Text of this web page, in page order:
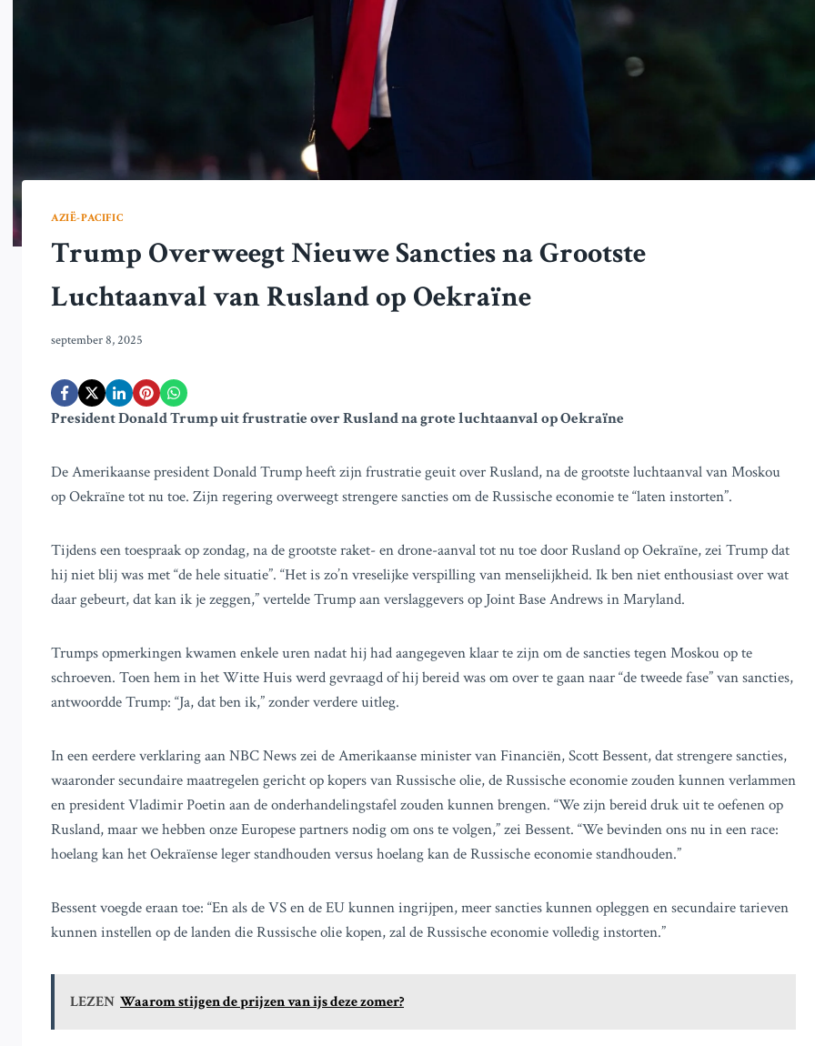
AZIË-PACIFIC
Trump Overweegt Nieuwe Sancties na Grootste
Luchtaanval van Rusland op Oekraïne
september 8, 2025
President Donald Trump uit frustratie over Rusland na grote luchtaanval op Oekraïne
De Amerikaanse president Donald Trump heeft zijn frustratie geuit over Rusland, na de grootste luchtaanval van Moskou
op Oekraïne tot nu toe. Zijn regering overweegt strengere sancties om de Russische economie te “laten instorten”.
Tijdens een toespraak op zondag, na de grootste raket- en drone-aanval tot nu toe door Rusland op Oekraïne, zei Trump dat
hij niet blij was met “de hele situatie”. “Het is zo’n vreselijke verspilling van menselijkheid. Ik ben niet enthousiast over wat
daar gebeurt, dat kan ik je zeggen,” vertelde Trump aan verslaggevers op Joint Base Andrews in Maryland.
Trumps opmerkingen kwamen enkele uren nadat hij had aangegeven klaar te zijn om de sancties tegen Moskou op te
schroeven. Toen hem in het Witte Huis werd gevraagd of hij bereid was om over te gaan naar “de tweede fase” van sancties,
antwoordde Trump: “Ja, dat ben ik,” zonder verdere uitleg.
In een eerdere verklaring aan NBC News zei de Amerikaanse minister van Financiën, Scott Bessent, dat strengere sancties,
waaronder secundaire maatregelen gericht op kopers van Russische olie, de Russische economie zouden kunnen verlammen
en president Vladimir Poetin aan de onderhandelingstafel zouden kunnen brengen. “We zijn bereid druk uit te oefenen op
Rusland, maar we hebben onze Europese partners nodig om ons te volgen,” zei Bessent. “We bevinden ons nu in een race:
hoelang kan het Oekraïense leger standhouden versus hoelang kan de Russische economie standhouden.”
Bessent voegde eraan toe: “En als de VS en de EU kunnen ingrijpen, meer sancties kunnen opleggen en secundaire tarieven
kunnen instellen op de landen die Russische olie kopen, zal de Russische economie volledig instorten.”
LEZEN Waarom stijgen de prijzen van ijs deze zomer?